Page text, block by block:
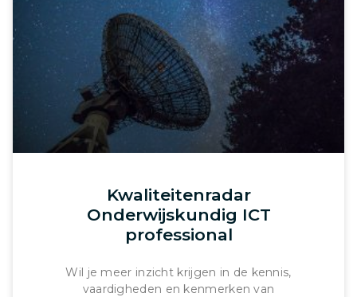
Kwaliteitenradar
Onderwijskundig ICT
professional
Wil je meer inzicht krijgen in de kennis,
vaardigheden en kenmerken van